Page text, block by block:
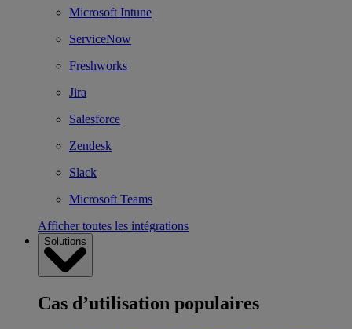
Microsoft Intune
ServiceNow
Freshworks
Jira
Salesforce
Zendesk
Slack
Microsoft Teams
Afficher toutes les intégrations
Solutions
Cas d’utilisation populaires